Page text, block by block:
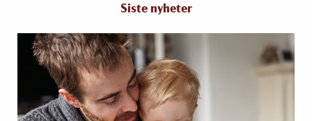
Siste nyheter